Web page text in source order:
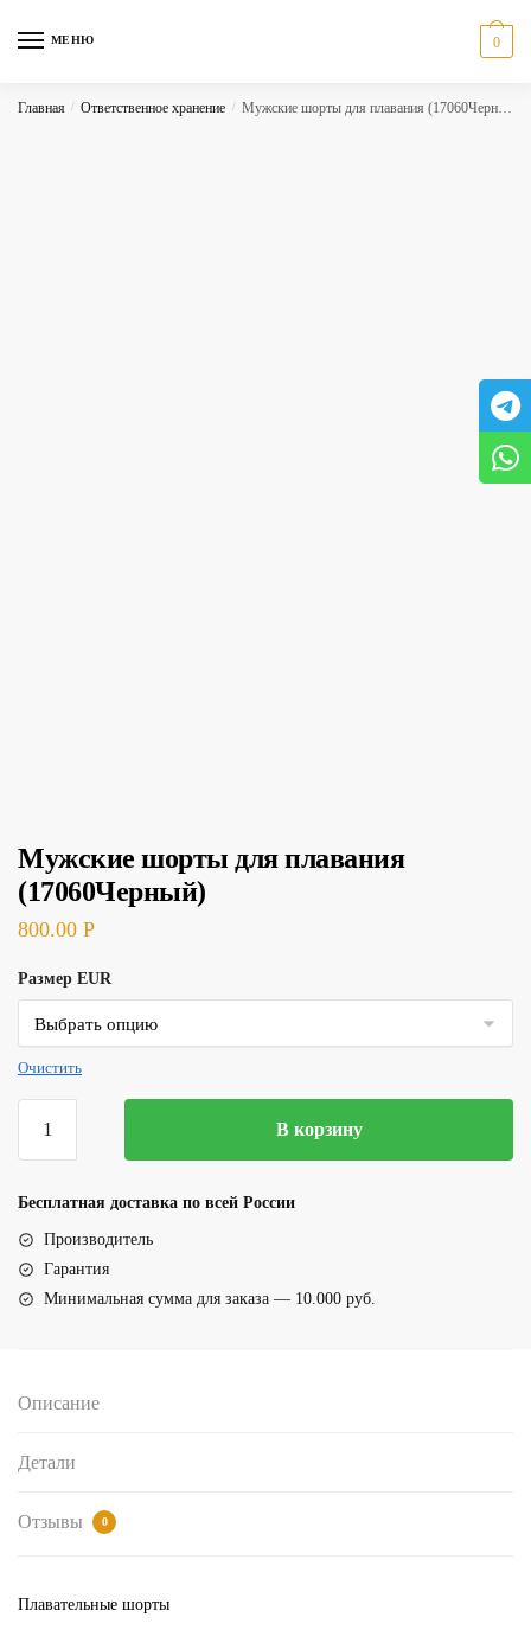
МЕНЮ 0
Главная / Ответственное хранение / Мужские шорты для плавания (17060Черный)
Мужские шорты для плавания
(17060Черный)
800.00 Р
Размер EUR
Очистить
товара
шорты
плавания
(17060Черный)
В корзину
Бесплатная доставка по всей России
Производитель
Гарантия
Минимальная сумма для заказа — 10.000 руб.
Описание
Детали
Отзывы 0
Плавательные шорты